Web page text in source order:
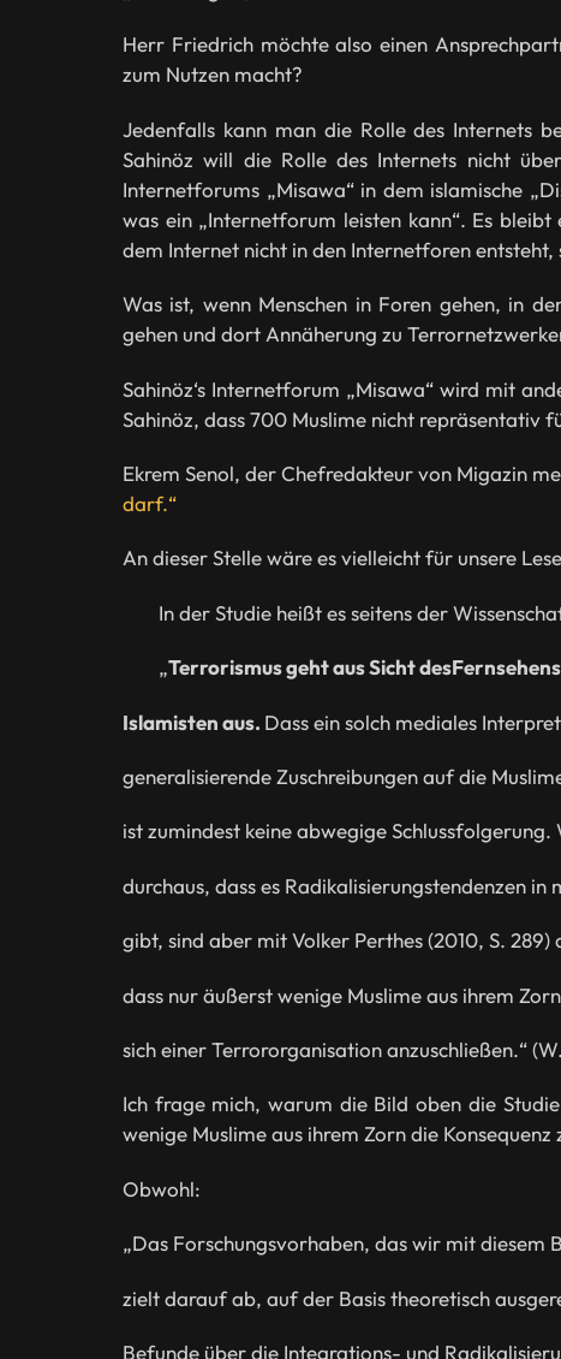
Herr Friedrich möchte also einen
zum Nutzen macht?
Jedenfalls kann man die Rolle des Internets
Sahinöz will die Rolle des Internets nicht
Internetforums „Misawa“ in dem islamische
was ein „Internetforum leisten kann“. Es
dem Internet nicht in den Internetforen
Was ist, wenn Menschen in Foren gehen, in
gehen und dort Annäherung zu
Sahinöz‘s Internetforum „Misawa“ wird mit
Sahinöz, dass 700 Muslime nicht repräsentativ
Ekrem Senol, der Chefredakteur von Migazin
darf.“
An dieser Stelle wäre es vielleicht für unsere
In der Studie heißt es seitens der
„Terrorismus geht aus Sicht
Islamisten aus. Dass ein solch mediales
generalisierende Zuschreibungen auf die
ist zumindest keine abwegige
durchaus, dass es Radikalisierungstendenzen in
gibt, sind aber mit Volker Perthes (2010, S. 289)
dass nur äußerst wenige Muslime aus ihrem
sich einer Terrororganisation anzuschließen.“
Ich frage mich, warum die Bild oben die
wenige Muslime aus ihrem Zorn die
Obwohl:
„Das Forschungsvorhaben, das wir mit diesem
zielt darauf ab, auf der Basis theoretisch
Befunde über die Integrations- und